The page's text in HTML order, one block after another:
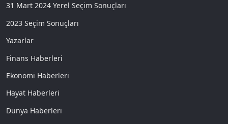
31 Mart 2024 Yerel Seçim Sonuçları
2023 Seçim Sonuçları
Yazarlar
Finans Haberleri
Ekonomi Haberleri
Hayat Haberleri
Dünya Haberleri